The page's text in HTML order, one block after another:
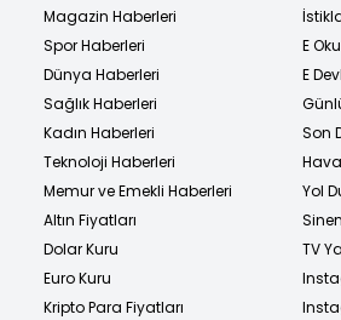
Magazin Haberleri
Spor Haberleri
Dünya Haberleri
Sağlık Haberleri
Kadın Haberleri
Teknoloji Haberleri
Memur ve Emekli Haberleri
Altın Fiyatları
Dolar Kuru
Euro Kuru
Kripto Para Fiyatları
E
E
Son
Yol
TV